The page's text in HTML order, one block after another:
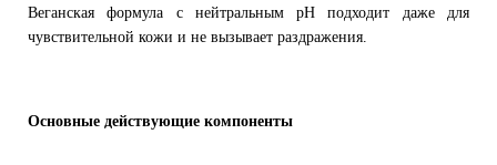
Веганская формула с нейтральным pH подходит даже для
чувствительной кожи и не вызывает раздражения.
Основные действующие компоненты